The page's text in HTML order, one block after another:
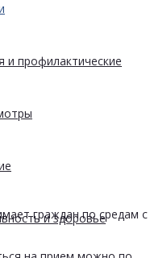
и профилактические
и здоровье
граждан по средам с